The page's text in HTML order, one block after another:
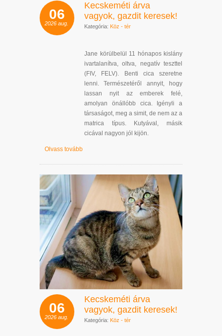
06
2026 aug.
Kecskeméti árva
vagyok, gazdit keresek!
Kategória: Köz - tér
Jane körülbelül 11 hónapos kislány
ivartalanítva, oltva, negatív teszttel
(FIV, FELV). Benti cica szeretne
lenni. Természetéről annyit, hogy
lassan nyit az emberek felé,
amolyan önállóbb cica. Igényli a
társaságot, meg a simit, de nem az a
matrica típus. Kutyával, másik
cicával nagyon jól kijön.
Olvass tovább
06
2026 aug.
Kecskeméti árva
vagyok, gazdit keresek!
Kategória: Köz - tér